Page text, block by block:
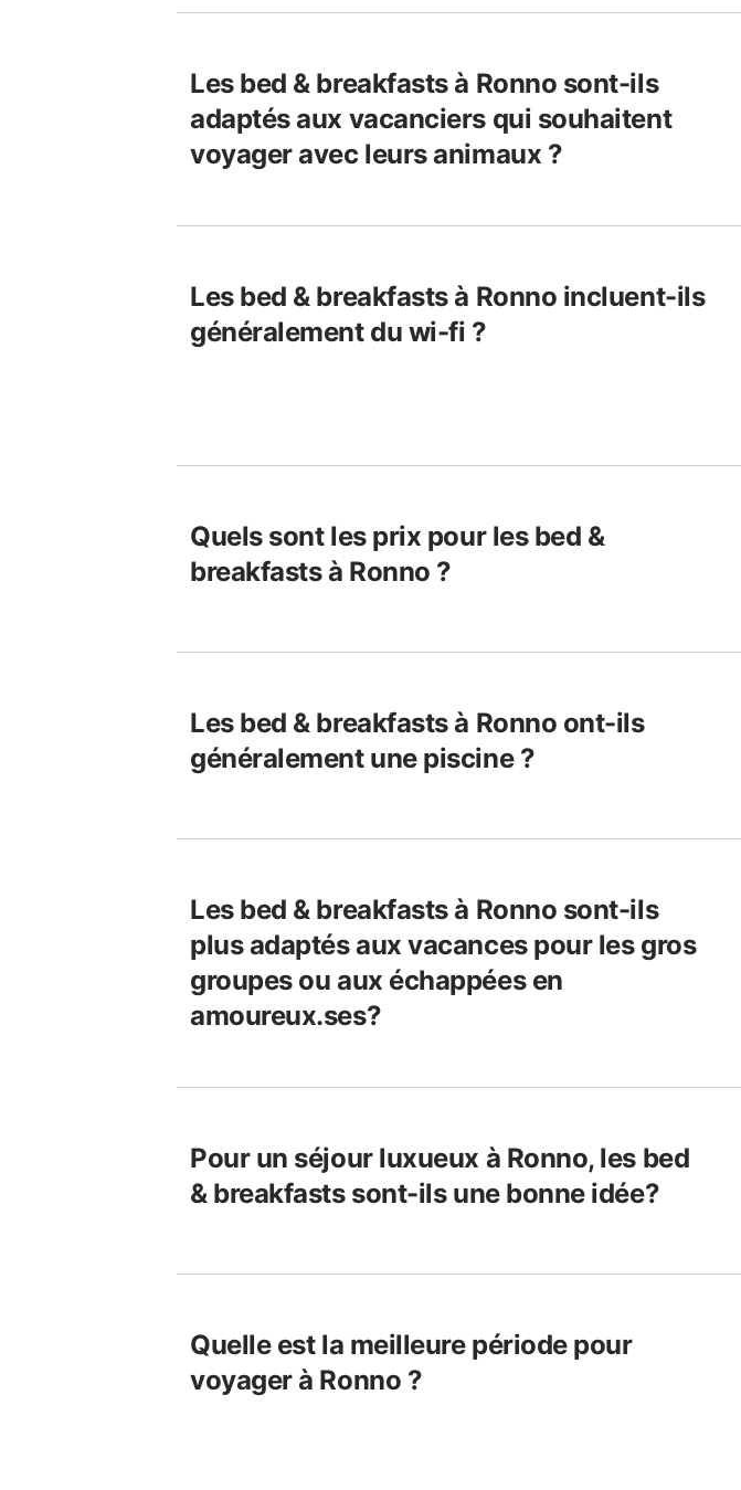
Les bed & breakfasts à Ronno sont-ils
adaptés aux vacanciers qui souhaitent
voyager avec leurs animaux ?
Les bed & breakfasts à Ronno incluent-ils
généralement du wi-fi ?
Quels sont les prix pour les bed &
breakfasts à Ronno ?
Les bed & breakfasts à Ronno ont-ils
généralement une piscine ?
Les bed & breakfasts à Ronno sont-ils
plus adaptés aux vacances pour les gros
groupes ou aux échappées en
amoureux.ses?
Pour un séjour luxueux à Ronno, les bed
& breakfasts sont-ils une bonne idée?
Quelle est la meilleure période pour
voyager à Ronno ?